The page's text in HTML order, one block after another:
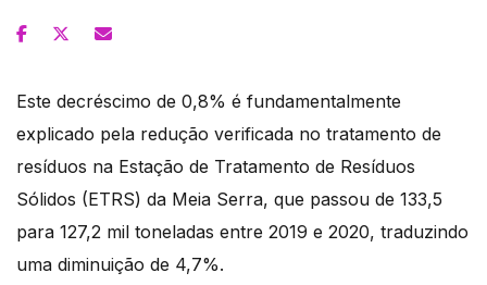
Este decréscimo de 0,8% é fundamentalmente
explicado pela redução verificada no tratamento de
resíduos na Estação de Tratamento de Resíduos
Sólidos (ETRS) da Meia Serra, que passou de 133,5
para 127,2 mil toneladas entre 2019 e 2020, traduzindo
uma diminuição de 4,7%.